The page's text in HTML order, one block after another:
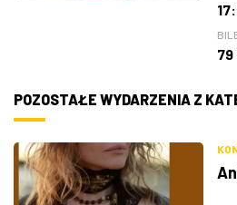
79
POZOSTAŁE WYDARZENIA Z